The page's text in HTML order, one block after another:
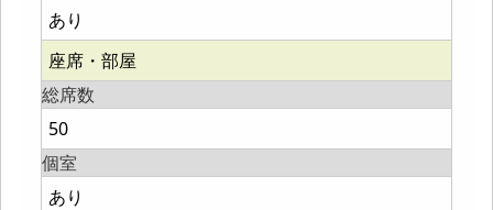
あり
座席・部屋
総席数
50
個室
あり